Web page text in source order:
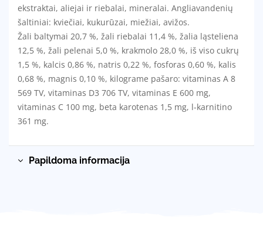
ekstraktai, aliejai ir riebalai, mineralai. Angliavandenių
šaltiniai: kviečiai, kukurūzai, miežiai, avižos.
Žali baltymai 20,7 %, žali riebalai 11,4 %, žalia ląsteliena
12,5 %, žali pelenai 5,0 %, krakmolo 28,0 %, iš viso cukrų
1,5 %, kalcis 0,86 %, natris 0,22 %, fosforas 0,60 %, kalis
0,68 %, magnis 0,10 %, kilograme pašaro: vitaminas A 8
569 TV, vitaminas D3 706 TV, vitaminas E 600 mg,
vitaminas C 100 mg, beta karotenas 1,5 mg, l-karnitino
361 mg.
Papildoma informacija